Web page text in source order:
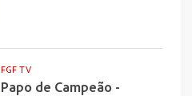
FGF TV
Papo de Campeão -